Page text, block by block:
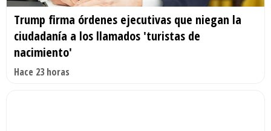
Trump firma órdenes ejecutivas que niegan la
ciudadanía a los llamados 'turistas de
nacimiento'
Hace 23 horas